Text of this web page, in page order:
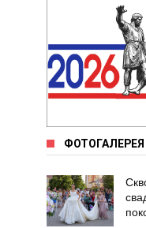
ФОТОГАЛЕРЕЯ